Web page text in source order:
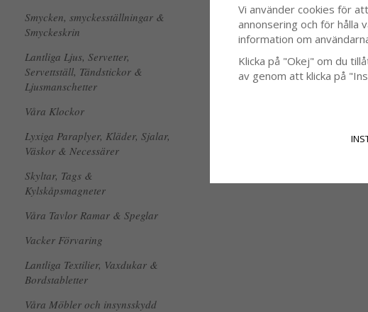
Smycken, smyckesställningar &
Smyckeskrin
Lantliga Ljus, Servetter,
Servettställ, Tändstickor &
Ljusmanschetter
Våra Klockor
Lyxiga Paraplyer, Kläder, Sjalar,
Väskor & Necessärer
Skyltar, Tags &
Kylskåpsmagneter
Våra Tavlor Ramar & Speglar
Vacker Förvaring
Lantliga Textilier, Vaxdukar &
Bordstabletter
Våra Möbler och insynsskydd
Vi använder cookies för
annonsering och för hålla
information om
Klicka på "Okej" om du
av genom att klicka på